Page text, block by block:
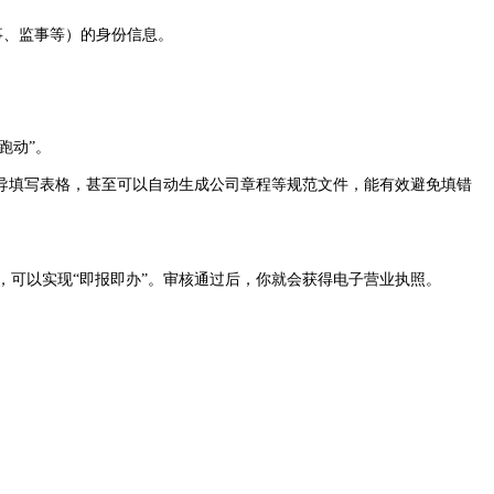
监事等）的身份信息。
”。
写表格，甚至可以自动生成公司章程等规范文件，能有效避免填错
实现“即报即办”。审核通过后，你就会获得电子营业执照。